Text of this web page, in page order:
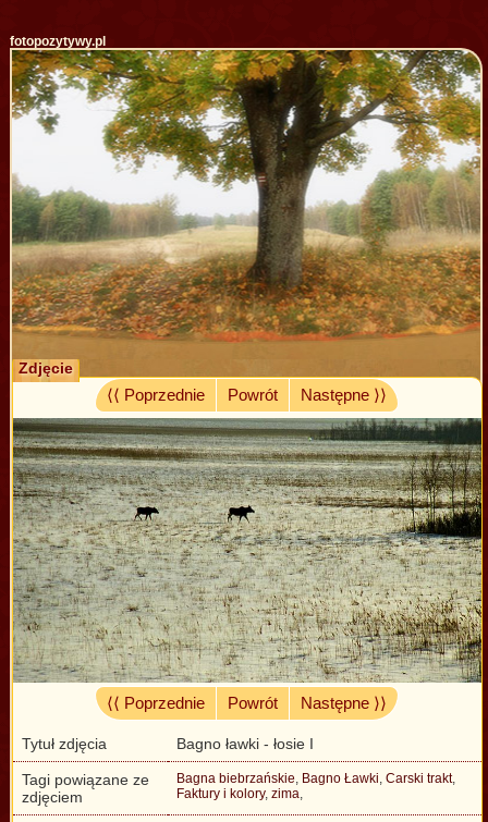
fotopozytywy.pl
Zdjęcie
⟨⟨ Poprzednie
Powrót Następne ⟩⟩
⟨⟨ Poprzednie Powrót Następne ⟩⟩
Tytuł zdjęcia Bagno ławki - łosie I
Tagi powiązane ze
zdjęciem
Bagna biebrzańskie, Bagno Ławki, Carski trakt,
Faktury i kolory, zima,